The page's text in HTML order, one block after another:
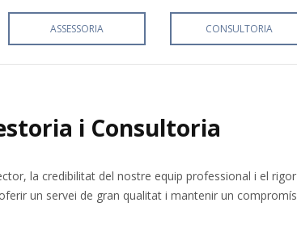
ASSESSORIA CONSULTORIA
i Consultoria
la credibilitat del nostre equip professional i el rigor
un servei de gran qualitat i mantenir un compromís